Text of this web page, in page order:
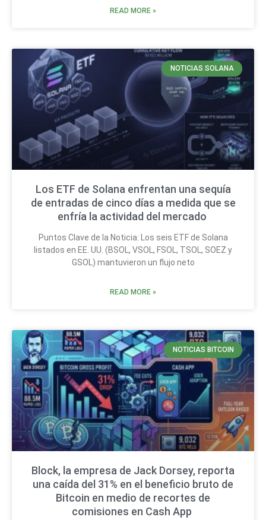
READ MORE »
NOTICIAS SOLANA
Los ETF de Solana enfrentan una sequía
de entradas de cinco días a medida que se
enfría la actividad del mercado
Puntos Clave de la Noticia: Los seis ETF de Solana
listados en EE. UU. (BSOL, VSOL, FSOL, TSOL, SOEZ y
GSOL) mantuvieron un flujo neto
READ MORE »
NOTICIAS BITCOIN
Block, la empresa de Jack Dorsey, reporta
una caída del 31% en el beneficio bruto de
Bitcoin en medio de recortes de
comisiones en Cash App